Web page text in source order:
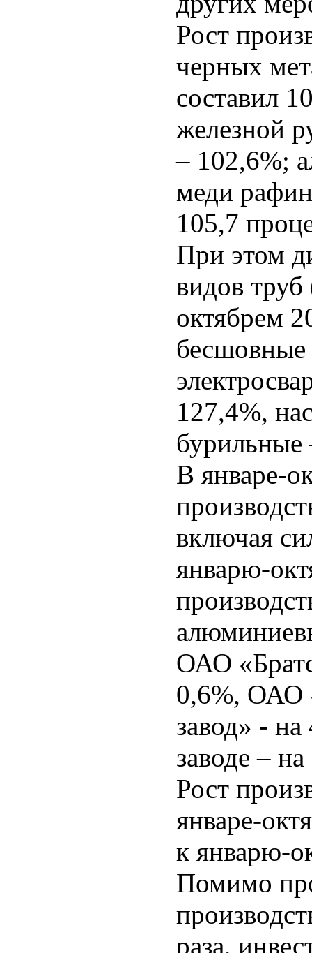
Рост
черных
составил
железной
– 102,6%;
меди
105,7
При этом
видов
октябрем
бесшовные
127,4%,
бурильные
В январе-
включая
январю-
ОАО
0,6%, ОАО
завод» -
заводе –
Рост
январе-
к январю-
Помимо
раза,